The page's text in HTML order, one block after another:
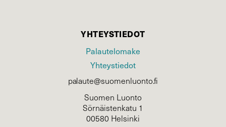
YHTEYSTIEDOT
Palautelomake
Yhteystiedot
palaute@suomenluonto.fi
Suomen Luonto
Sörnäistenkatu 1
00580 Helsinki